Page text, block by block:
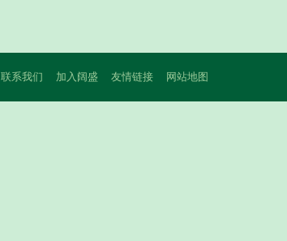
联系我们 加入阔盛 友情链接 网站地图